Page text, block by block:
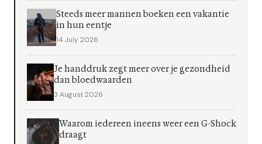
Steeds meer mannen boeken een vakantie
in hun eentje
14 July 2026
Je handdruk zegt meer over je gezondheid
dan bloedwaarden
3 August 2026
Waarom iedereen ineens weer een G-Shock
draagt